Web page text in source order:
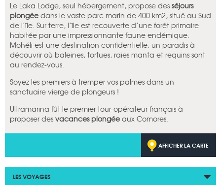
Le Laka Lodge, seul hébergement, propose des séjours
plongée dans le vaste parc marin de 400 km2, situé au Sud
de l’île. Sur terre, l’île est recouverte d’une forêt primaire
habitée par une impressionnante faune endémique.
Mohéli est une destination confidentielle, un paradis à
découvrir où baleines, tortues, raies manta et requins sont
au rendez-vous.
Soyez les premiers à tremper vos palmes dans un
sanctuaire vierge de plongeurs !
Ultramarina fût le premier tour-opérateur français à
proposer des vacances plongée aux Comores.
AFFICHER LA CARTE
LES VOYAGES